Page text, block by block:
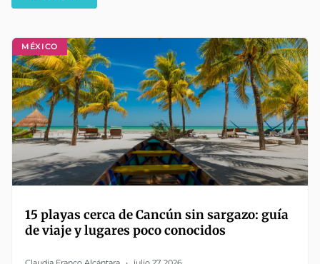
MÉXICO
15 playas cerca de Cancún sin sargazo: guía
de viaje y lugares poco conocidos